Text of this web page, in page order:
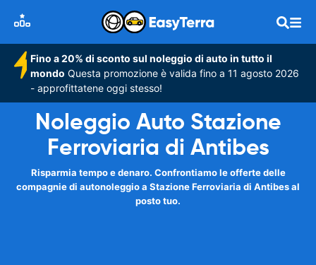
Fino a 20% di sconto sul noleggio di auto in tutto il
mondo Questa promozione è valida fino a 11 agosto 2026
- approfittatene oggi stesso!
Noleggio Auto Stazione
Ferroviaria di Antibes
Risparmia tempo e denaro. Confrontiamo le offerte delle
compagnie di autonoleggio a Stazione Ferroviaria di Antibes al
posto tuo.